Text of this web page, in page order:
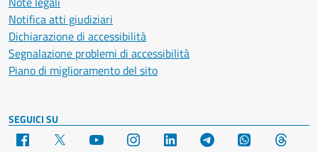
Notifica atti giudiziari
Dichiarazione di accessibilità
Segnalazione problemi di accessibilità
Piano di miglioramento del sito
SEGUICI SU
Facebook YouTube Instagram LinkedIn Telegram WhatsApp